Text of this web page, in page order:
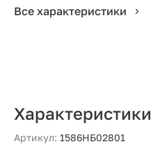
Все характеристики
Характеристики
Артикул: 1586НБ02801